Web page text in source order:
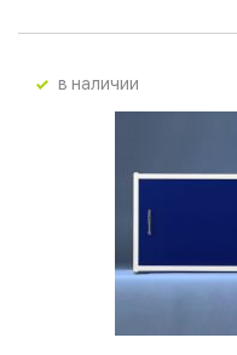
в наличии